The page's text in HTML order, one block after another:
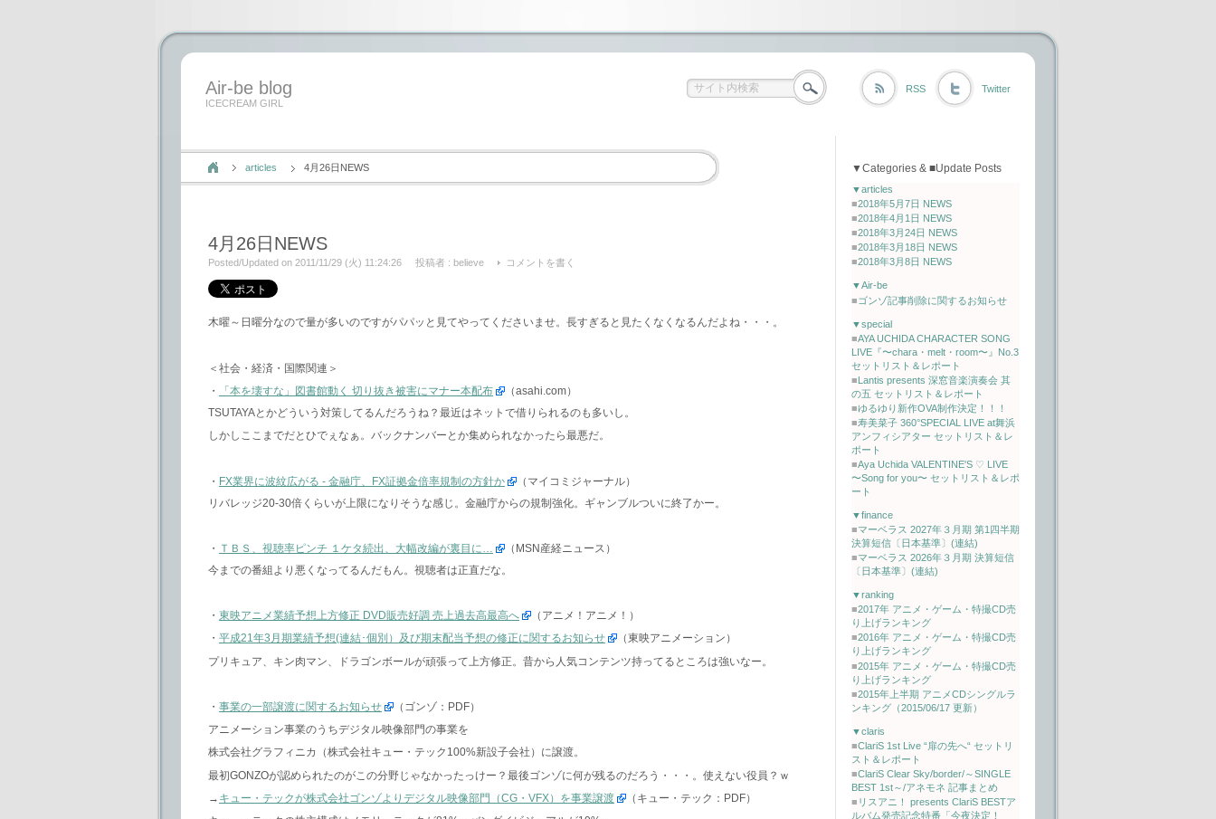
Air-be blog
ICECREAM GIRL
RSS Twitter
articles 4月26日NEWS
4月26日NEWS
Posted/Updated on 2011/11/29 (火) 11:24:26 投稿者 : believe コメントを書く
木曜～日曜分なので量が多いのですがパパッと見てやってくださいませ。長すぎると見たくなくなるんだよね・・・。
＜社会・経済・国際関連＞
・
「本を壊すな」図書館動く 切り抜き被害にマナー本配布
（asahi.com）
TSUTAYAとかどういう対策してるんだろうね？最近はネットで借りられるのも多いし。
しかしここまでだとひでぇなぁ。バックナンバーとか集められなかったら最悪だ。
・ FX業界に波紋広がる - 金融庁、FX証拠金倍率規制の方針か
（マイコミジャーナル）
リバレッジ20-30倍くらいが上限になりそうな感じ。金融庁からの規制強化。ギャンブルついに終了かー。
・ ＴＢＳ、視聴率ピンチ １ケタ続出、大幅改編が裏目に…
（MSN産経ニュース）
今までの番組より悪くなってるんだもん。視聴者は正直だな。
・ 東映アニメ業績予想上方修正 DVD販売好調 売上過去高最高へ
（アニメ！アニメ！）
・ 平成21年3月期業績予想(連結･個別）及び期末配当予想の修正に関するお知らせ
（東映アニメーション）
プリキュア、キン肉マン、ドラゴンボールが頑張って上方修正。昔から人気コンテンツ持ってるところは強いなー。
・ 事業の一部譲渡に関するお知らせ
（ゴンゾ：PDF）
アニメーション事業のうちデジタル映像部門の事業を
株式会社グラフィニカ（株式会社キュー・テック100%新設子会社）に譲渡。
最初GONZOが認められたのがこの分野じゃなかったっけー？最後ゴンゾに何が残るのだろう・・・。使えない役員？ｗ
→ キュー・テックが株式会社ゴンゾよりデジタル映像部門（CG・VFX）を事業譲渡
（キュー・テック：PDF）
▼Categories & ■Update Posts
▼articles
■2018年5月7日 NEWS
■2018年4月1日 NEWS
■2018年3月24日 NEWS
■2018年3月18日 NEWS
■2018年3月8日 NEWS
▼Air-be
■ゴンゾ記事削除に関するお知らせ
▼special
■AYA UCHIDA CHARACTER SONG
LIVE『〜chara・melt・room〜』No.3
セットリスト＆レポート
■Lantis presents 深窓音楽演奏会 其
の五 セットリスト＆レポート
■ゆるゆり新作OVA制作決定！！！
■寿美菜子 360°SPECIAL LIVE at舞浜
アンフィシアター セットリスト＆レ
ポート
■Aya Uchida VALENTINE'S ♡ LIVE
〜Song for you〜 セットリスト＆レポ
ート
▼finance
■マーベラス 2027年３月期 第1四半期
決算短信〔日本基準〕(連結)
■マーベラス 2026年３月期 決算短信
〔日本基準〕(連結)
▼ranking
■2017年 アニメ・ゲーム・特撮CD売
り上げランキング
■2016年 アニメ・ゲーム・特撮CD売
り上げランキング
■2015年 アニメ・ゲーム・特撮CD売
り上げランキング
■2015年上半期 アニメCDシングルラ
ンキング（2015/06/17 更新）
▼claris
■ClariS 1st Live “扉の先へ“ セットリ
スト＆レポート
■ClariS Clear Sky/border/～SINGLE
BEST 1st～/アネモネ 記事まとめ
■ リスアニ！ presents ClariS BESTア
ルバム発売記念特番「今夜決定！